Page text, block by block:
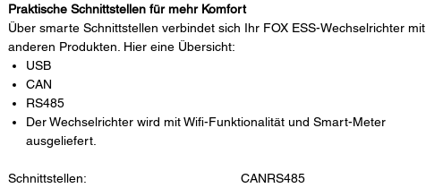
Praktische Schnittstellen für mehr Komfort
Über smarte Schnittstellen verbindet sich Ihr FOX ESS-Wechselrichter mit
anderen Produkten. Hier eine Übersicht:
USB
CAN
RS485
Der Wechselrichter wird mit Wifi-Funktionalität und Smart-Meter
ausgeliefert.
Schnittstellen:
CANRS485